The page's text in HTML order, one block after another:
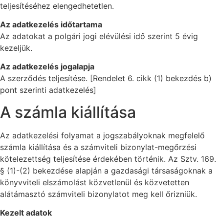
teljesítéséhez elengedhetetlen.
Az adatkezelés időtartama
Az adatokat a polgári jogi elévülési idő szerint 5 évig
kezeljük.
Az adatkezelés jogalapja
A szerződés teljesítése. [Rendelet 6. cikk (1) bekezdés b)
pont szerinti adatkezelés]
A számla kiállítása
Az adatkezelési folyamat a jogszabályoknak megfelelő
számla kiállítása és a számviteli bizonylat-megőrzési
kötelezettség teljesítése érdekében történik. Az Sztv. 169.
§ (1)-(2) bekezdése alapján a gazdasági társaságoknak a
könyvviteli elszámolást közvetlenül és közvetetten
alátámasztó számviteli bizonylatot meg kell őrizniük.
Kezelt adatok